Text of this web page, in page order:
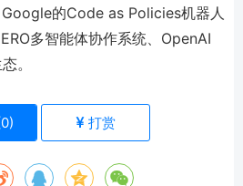
的Code as Policies机器人
多智能体协作系统、OpenAI
。
0) 打赏